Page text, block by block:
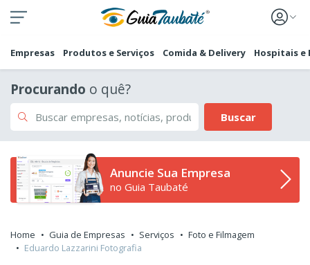
Empresas Produtos e Serviços Comida & Delivery Hospitais e
Procurando o quê?
Buscar
Anuncie Sua Empresa
no Guia Taubaté
Home Guia de Empresas Serviços
Foto e Filmagem
Eduardo Lazzarini Fotografia